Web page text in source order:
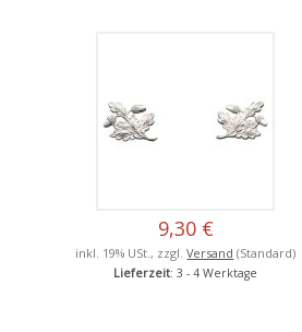
9,30 €
inkl. 19% USt., zzgl.Versand (Standard)
Lieferzeit: 3 - 4 Werktage